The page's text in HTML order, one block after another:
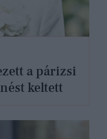
a párizsi
keltett